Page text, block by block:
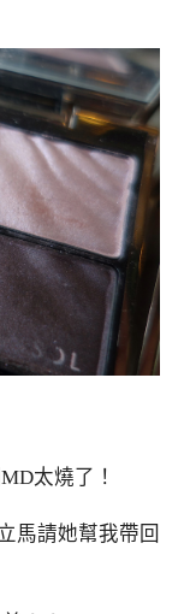
太燒了！
馬請她幫我帶回